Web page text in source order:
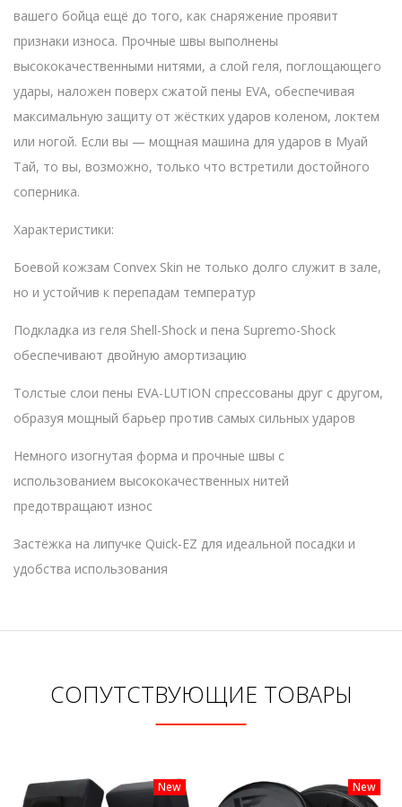
вашего бойца ещё до того, как снаряжение проявит
признаки износа. Прочные швы выполнены
высококачественными нитями, а слой геля, поглощающего
удары, наложен поверх сжатой пены EVA, обеспечивая
максимальную защиту от жёстких ударов коленом, локтем
или ногой. Если вы — мощная машина для ударов в Муай
Тай, то вы, возможно, только что встретили достойного
соперника.
Характеристики:
Боевой кожзам Convex Skin не только долго служит в зале,
но и устойчив к перепадам температур
Подкладка из геля Shell-Shock и пена Supremo-Shock
обеспечивают двойную амортизацию
Толстые слои пены EVA-LUTION спрессованы друг с другом,
образуя мощный барьер против самых сильных ударов
Немного изогнутая форма и прочные швы с
использованием высококачественных нитей
предотвращают износ
Застёжка на липучке Quick-EZ для идеальной посадки и
удобства использования
СОПУТСТВУЮЩИЕ ТОВАРЫ
New New